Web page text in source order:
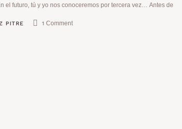
el futuro, tú y yo nos conoceremos por tercera vez… Antes de
PITRE 1 Comment